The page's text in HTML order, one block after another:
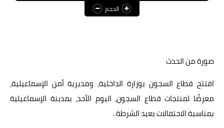
عالم المرأة
أخبار النجوم
الحجم
صورة من الحدث
افتتح قطاع السجون بوزارة الداخلية، ومديرية أمن الإسماعيلية،
معرضًا لمنتجات قطاع السجون، اليوم الأحد، بمدينة الإسماعيلية
بمناسبة الاحتفالات بعيد الشرطة .